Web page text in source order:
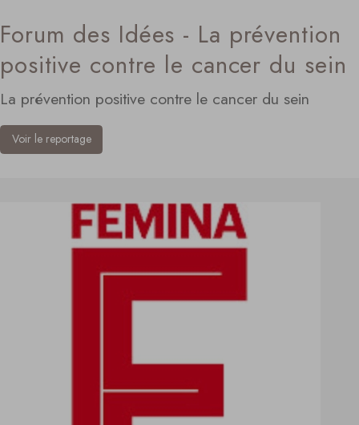
Forum des Idées - La prévention
positive contre le cancer du sein
La prévention positive contre le cancer du sein
Voir le reportage